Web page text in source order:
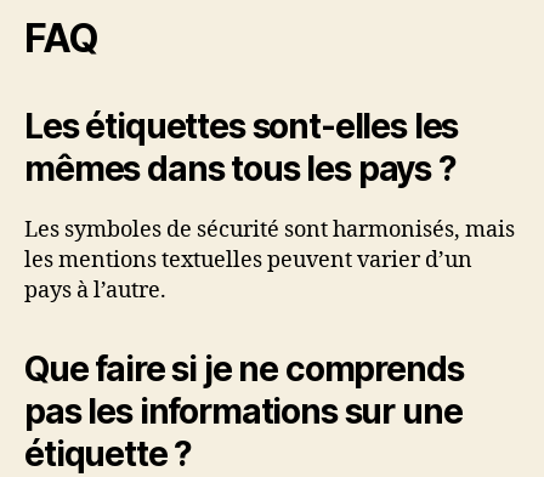
FAQ
Les étiquettes sont-elles les
mêmes dans tous les pays ?
Les symboles de sécurité sont harmonisés, mais
les mentions textuelles peuvent varier d’un
pays à l’autre.
Que faire si je ne comprends
pas les informations sur une
étiquette ?